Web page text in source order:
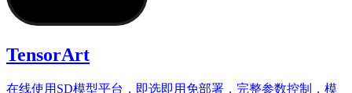
TensorArt
在线使用SD模型平台，即选即用免部署，完整参数控制，模